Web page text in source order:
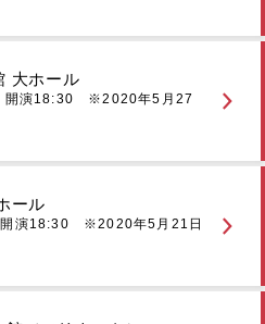
大ホール
開演18:30 ※2020年5月27
ール
開演18:30 ※2020年5月21日